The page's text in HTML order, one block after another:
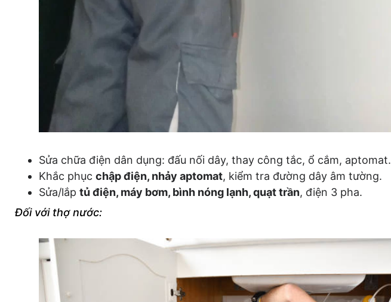
Sửa chữa điện dân dụng: đấu nối dây, thay công tắc, ổ cắm, aptomat.
Khắc phục chập điện, nhảy aptomat, kiểm tra đường dây âm tường.
Sửa/lắp tủ điện, máy bơm, bình nóng lạnh, quạt trần, điện 3 pha.
Đối với thợ nước: